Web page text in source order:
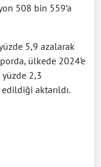
508 bin 559’a
5,9 azalarak
ülkede 2024’e
yüzde 2,3
aktarıldı.